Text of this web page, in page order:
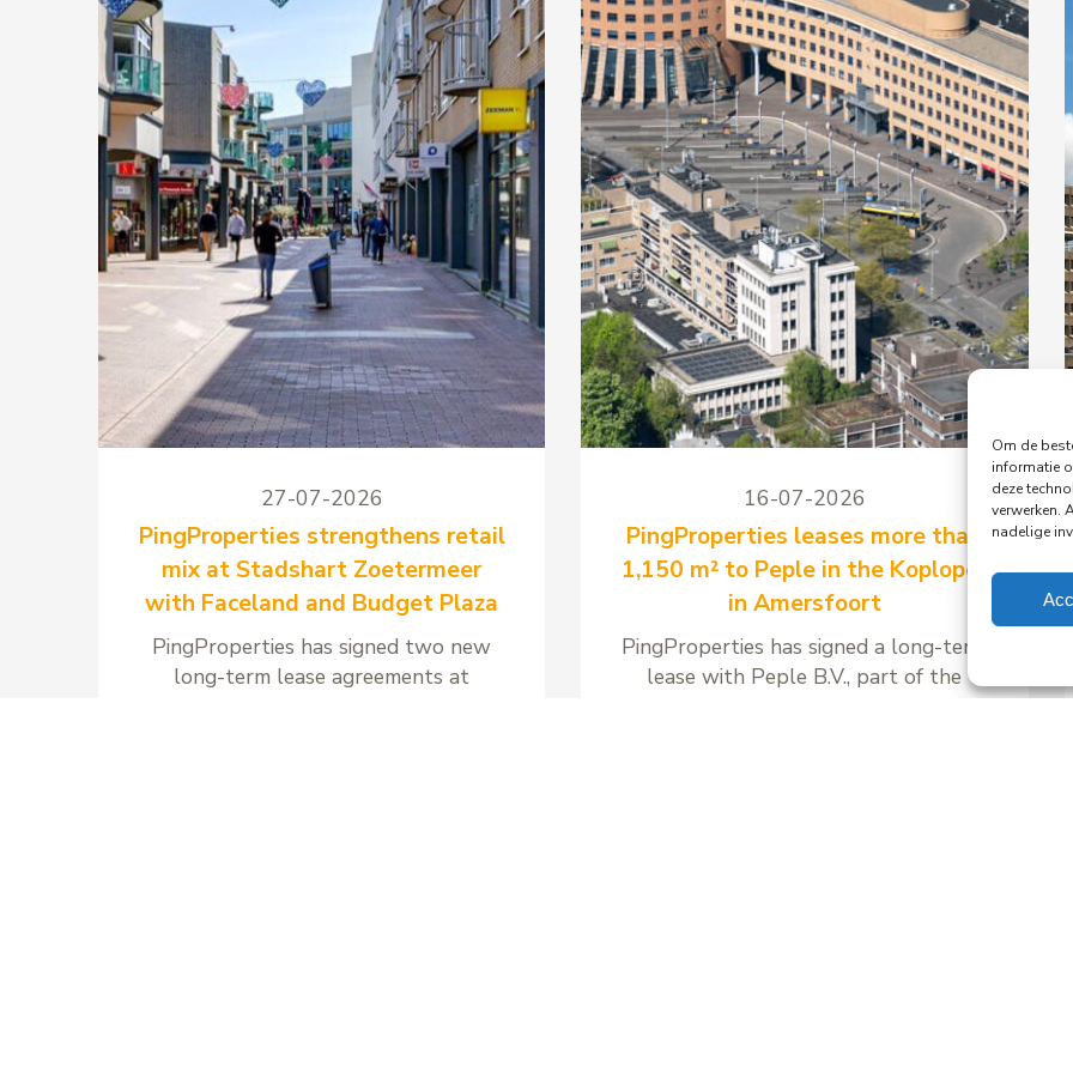
Om de
informatie
deze
verwerken.
nadelige
27-07-2026
PingProperties strengthens retail
mix at Stadshart Zoetermeer
with Faceland and Budget Plaza
PingProperties has signed two new
long-term lease agreements at
16-07-2026
PingProperties leases more than
1,150 m² to Peple in the Koploper
in Amersfoort
PingProperties has signed a long-term
lease with Peple B.V., part of the
Visma Group, for around 1,158 m² of